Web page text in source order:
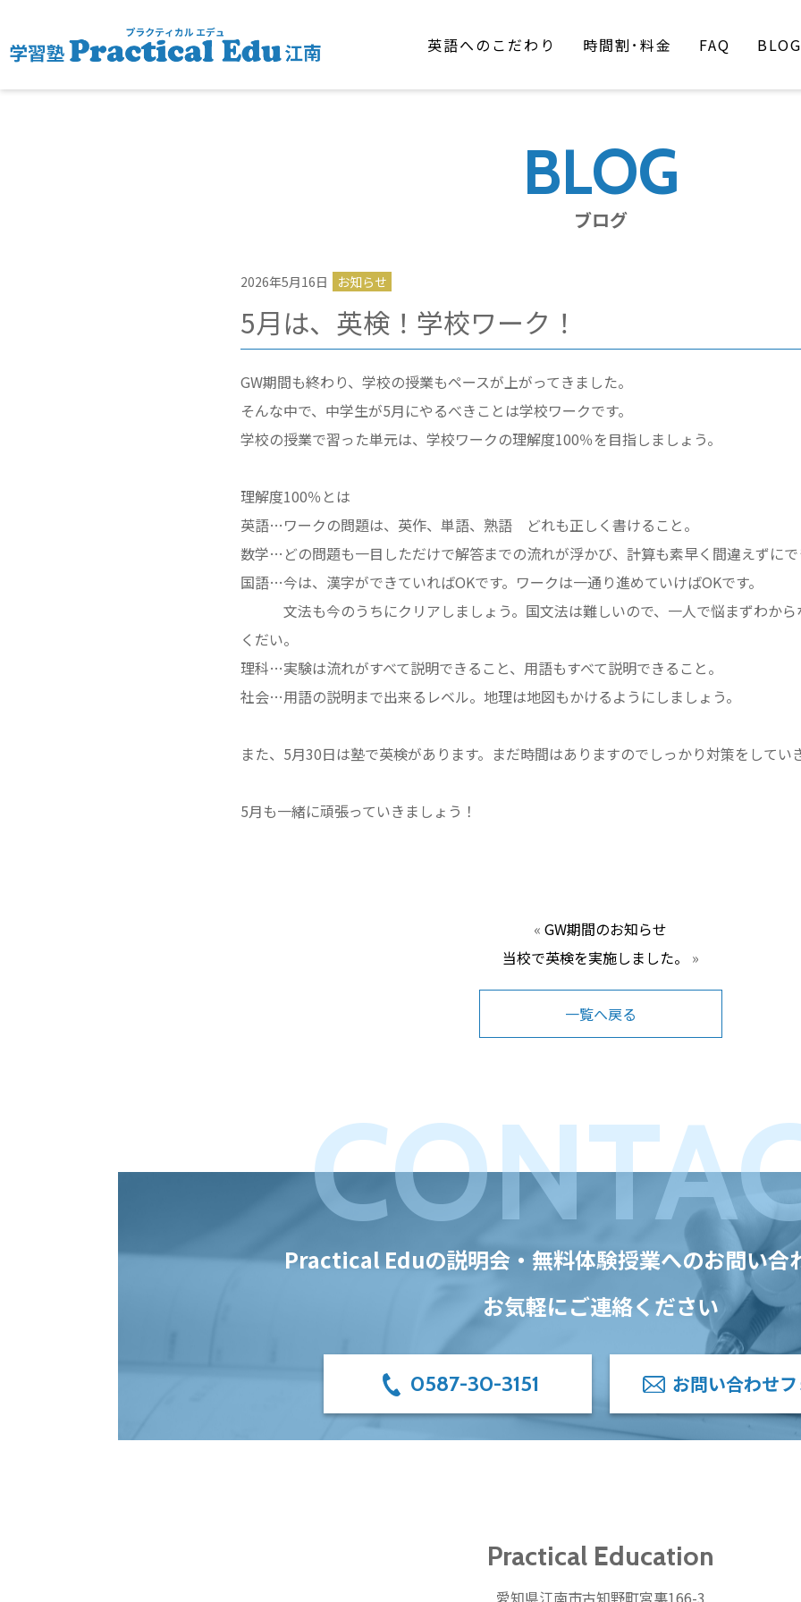
英語へのこだわり 時間割･料金 FAQ BLOG
BLOG
ブログ
2026年5月16日 お知らせ
5月は、英検！学校ワーク！
GW期間も終わり、学校の授業もペースが上がってきました。
そんな中で、中学生が5月にやるべきことは学校ワークです。
学校の授業で習った単元は、学校ワークの理解度100％を目指しましょう。
理解度100％とは
英語…ワークの問題は、英作、単語、熟語 どれも正しく書けること。
数学…どの問題も一目しただけで解答までの流れが浮かび、計算も素早く間違えずに
国語…今は、漢字ができていればOKです。ワークは一通り進めていけばOKです。
文法も今のうちにクリアしましょう。国文法は難しいので、一人で悩まずわから
くだい。
理科…実験は流れがすべて説明できること、用語もすべて説明できること。
社会…用語の説明まで出来るレベル。地理は地図もかけるようにしましょう。
また、5月30日は塾で英検があります。まだ時間はありますのでしっかり対策をしてい
5月も一緒に頑張っていきましょう！
«GW期間のお知らせ
当校で英検を実施しました。
»
一覧へ戻る
Practical Eduの説明会・無料体験授業へのお問い合
お気軽にご連絡ください
0587-30-3151 お問い合わせ
Practical Education
愛知県江南市古知野町宮裏166-3